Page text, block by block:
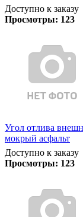
Доступно к заказу
Просмотры: 123
Угол отлива
мокрый асфальт
Доступно к заказу
Просмотры: 123